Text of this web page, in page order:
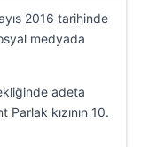
2016 tarihinde
medyada
adeta
kızının 10.